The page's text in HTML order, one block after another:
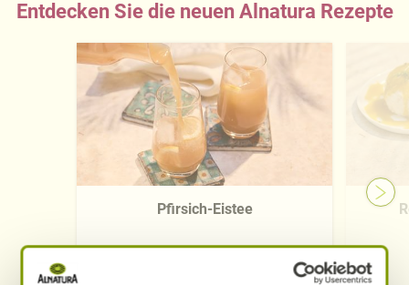
Entdecken Sie die neuen Alnatura Rezepte
Pfirsich-Eistee